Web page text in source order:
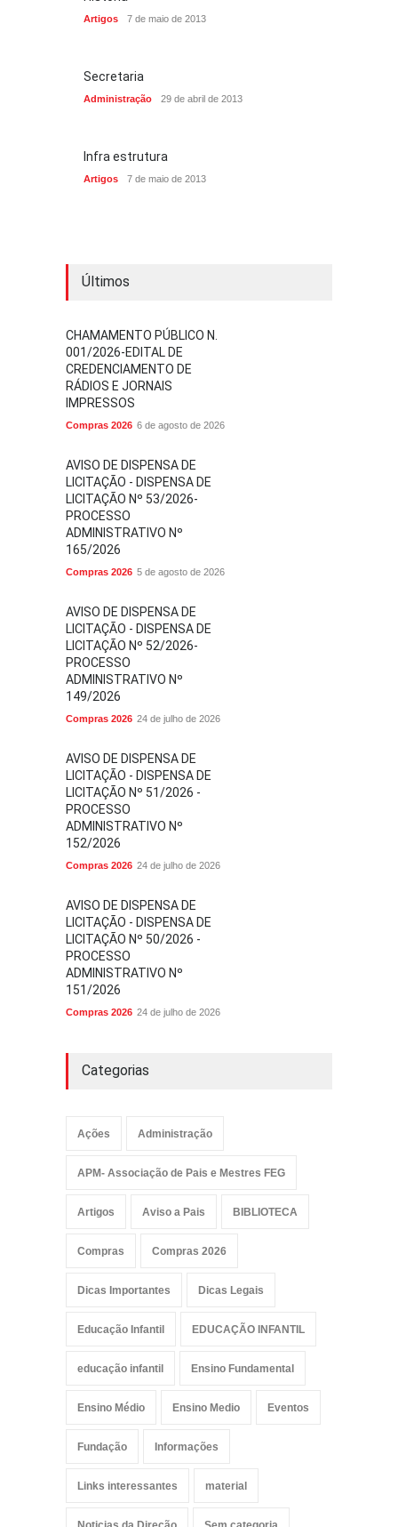
Artigos 7 de maio de 2013
Secretaria
Administração 29 de abril de 2013
Infra estrutura
Artigos 7 de maio de 2013
Últimos
CHAMAMENTO PÚBLICO N.
001/2026-EDITAL DE
CREDENCIAMENTO DE
RÁDIOS E JORNAIS
IMPRESSOS
Compras 2026 6 de agosto de 2026
AVISO DE DISPENSA DE
LICITAÇÃO - DISPENSA DE
LICITAÇÃO Nº 53/2026-
PROCESSO
ADMINISTRATIVO Nº
165/2026
Compras 2026 5 de agosto de 2026
AVISO DE DISPENSA DE
LICITAÇÃO - DISPENSA DE
LICITAÇÃO Nº 52/2026-
PROCESSO
ADMINISTRATIVO Nº
149/2026
Compras 2026 24 de julho de 2026
AVISO DE DISPENSA DE
LICITAÇÃO - DISPENSA DE
LICITAÇÃO Nº 51/2026 -
PROCESSO
ADMINISTRATIVO Nº
152/2026
Compras 2026 24 de julho de 2026
AVISO DE DISPENSA DE
LICITAÇÃO - DISPENSA DE
LICITAÇÃO Nº 50/2026 -
PROCESSO
ADMINISTRATIVO Nº
151/2026
Compras 2026 24 de julho de 2026
Categorias
Ações Administração
APM- Associação de Pais e Mestres FEG
Artigos Aviso a Pais BIBLIOTECA
Compras Compras 2026
Dicas Importantes Dicas Legais
Educação Infantil EDUCAÇÃO INFANTIL
educação infantil Ensino Fundamental
Ensino Médio Ensino Medio Eventos
Fundação Informações
Links interessantes material